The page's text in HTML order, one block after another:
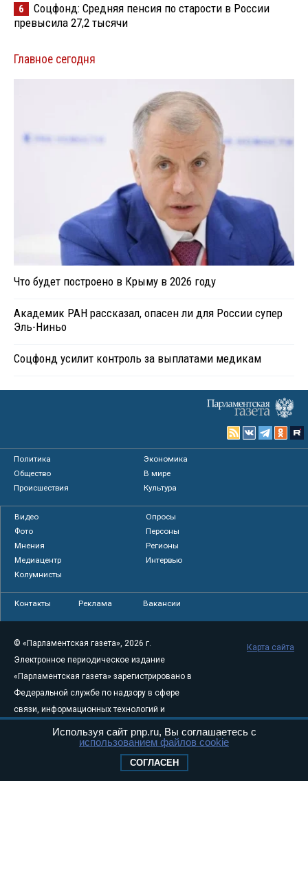
6
Соцфонд: Средняя пенсия по старости в России
превысила 27,2 тысячи
Главное сегодня
Что будет построено в Крыму в 2026 году
Академик РАН рассказал, опасен ли для России супер
Эль-Ниньо
Соцфонд усилит контроль за выплатами медикам
Политика
Экономика
Общество
В мире
Происшествия
Культура
Видео
Опросы
Фото
Персоны
Мнения
Регионы
Медиацентр
Интервью
Колумнисты
Контакты Реклама Вакансии
© «Парламентская газета», 2026 г.
Электронное периодическое издание
«Парламентская газета» зарегистрировано в
Федеральной службе по надзору в сфере
связи, информационных технологий и
августа 2011 года. 18+
Свидетельство о регистрации Эл № ФС77-
Карта сайта
Используя сайт pnp.ru, Вы соглашаетесь с
использованием файлов cookie
СОГЛАСЕН